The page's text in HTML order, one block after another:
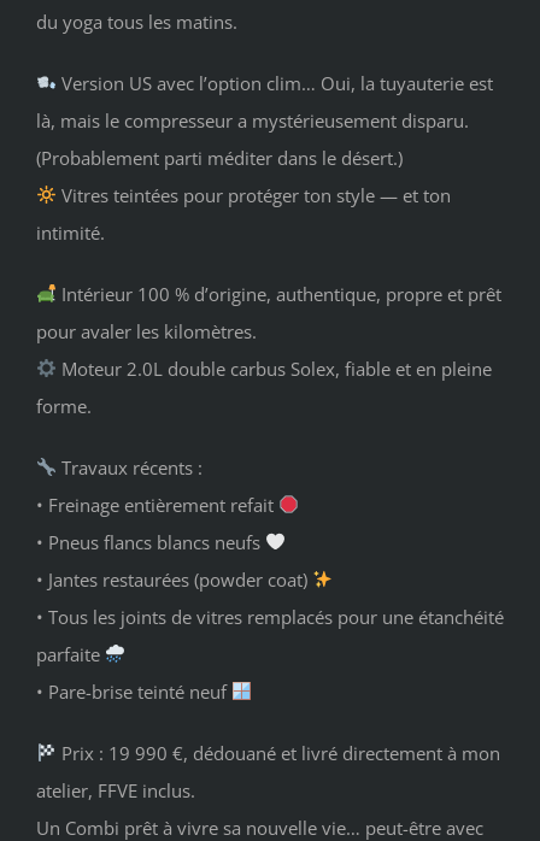
du yoga tous les matins.
Version US avec l’option clim… Oui, la tuyauterie est
là, mais le compresseur a mystérieusement disparu.
(Probablement parti méditer dans le désert.)
Vitres teintées pour protéger ton style — et ton
intimité.
Intérieur 100 % d’origine, authentique, propre et prêt
pour avaler les kilomètres.
Moteur 2.0L double carbus Solex, fiable et en pleine
forme.
Travaux récents :
• Freinage entièrement refait
• Pneus flancs blancs neufs
• Jantes restaurées (powder coat)
• Tous les joints de vitres remplacés pour une étanchéité
parfaite
• Pare-brise teinté neuf
Prix : 19 990 €, dédouané et livré directement à mon
atelier, FFVE inclus.
Un Combi prêt à vivre sa nouvelle vie… peut-être avec